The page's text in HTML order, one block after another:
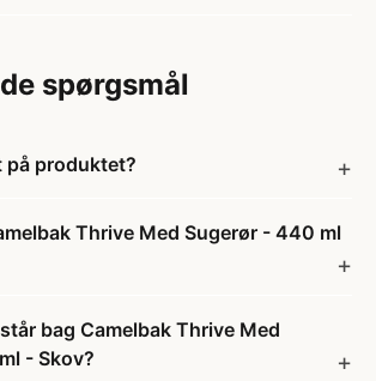
spørgsmål
på produktet?
Thrive Med Sugerør - 440 ml
bag Camelbak Thrive Med
- Skov?